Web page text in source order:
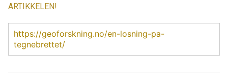
ARTIKKELEN!
https://geoforskning.no/en-losning-pa-
tegnebrettet/